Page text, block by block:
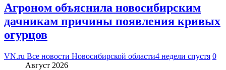
Агроном объяснила новосибирским
дачникам причины появления кривых
огурцов
VN.ru Все новости Новосибирской области4 недели спустя 0
Август 2026